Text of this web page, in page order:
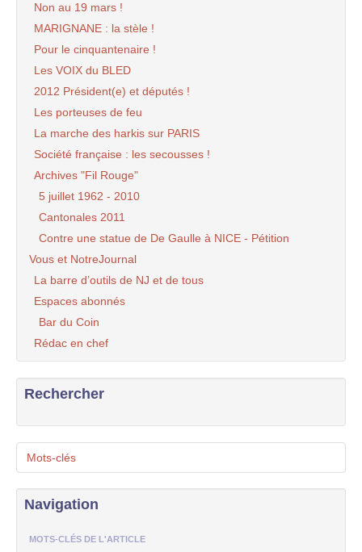
Non au 19 mars !
MARIGNANE : la stèle !
Pour le cinquantenaire !
Les VOIX du BLED
2012 Président(e) et députés !
Les porteuses de feu
La marche des harkis sur PARIS
Société française : les secousses !
Archives "Fil Rouge"
5 juillet 1962 - 2010
Cantonales 2011
Contre une statue de De Gaulle à NICE - Pétition
Vous et NotreJournal
La barre d’outils de NJ et de tous
Espaces abonnés
Bar du Coin
Rédac en chef
Rechercher
Mots-clés
Navigation
MOTS-CLÉS DE L'ARTICLE